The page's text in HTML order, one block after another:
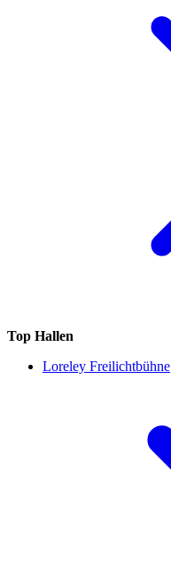
Top Hallen
Loreley Freilichtbühne